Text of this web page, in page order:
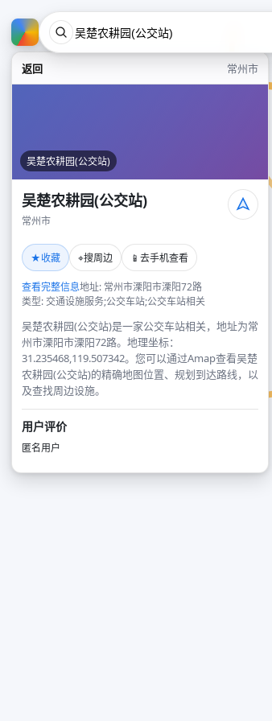
返回 常州市
吴楚农耕园(公交站)
吴楚农耕园(公交站)
常州市
★收藏 ⌖搜周边 📱 去手机查看
查看完整信息地址: 常州市溧阳市溧阳72路
类型: 交通设施服务;公交车站;公交车站相关
吴楚农耕园(公交站)是一家公交车站相关，地址为常
州市溧阳市溧阳72路。地理坐标：
31.235468,119.507342。您可以通过Amap查看吴楚
农耕园(公交站)的精确地图位置、规划到达路线，以
及查找周边设施。
用户评价
匿名用户